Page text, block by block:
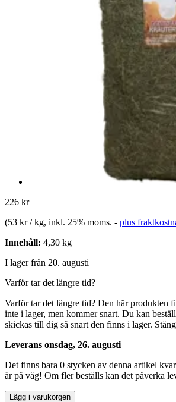
226 kr
(53 kr / kg, inkl. 25% moms. - plus
Innehåll: 4,30 kg
I lager från 20. augusti
Varför tar det längre tid?
Varför tar det längre tid? Den här produkten
inte i lager, men kommer snart. Du kan
skickas till dig så snart den finns i lager.
Leverans onsdag, 26. augusti
Det finns bara 0 stycken av denna artikel
är på väg! Om fler beställs kan det påverka
Lägg i varukorgen